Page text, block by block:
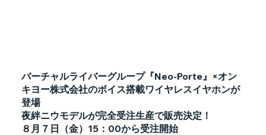
バーチャルライバーグループ『Neo-Porte』×オン
キヨー株式会社のボイス搭載ワイヤレスイヤホンが
登場
夜絆ニウモデルが完全受注生産で販売決定！
８月７日（金）15：00から受注開始